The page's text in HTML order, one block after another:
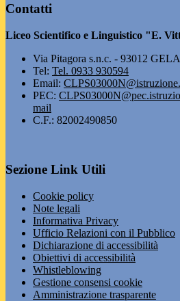
Contatti
Liceo Scientifico e Linguistico "E.
Via Pitagora s.n.c. - 93012
Tel: Tel. 0933 930594
Email:
PEC:
mail
C.F.: 82002490850
Sezione Link Utili
Cookie policy
Note legali
Informativa Privacy
Ufficio Relazioni con il Pubblico
Dichiarazione di accessibilità
Obiettivi di accessibilità
Whistleblowing
Gestione consensi cookie
Amministrazione trasparente